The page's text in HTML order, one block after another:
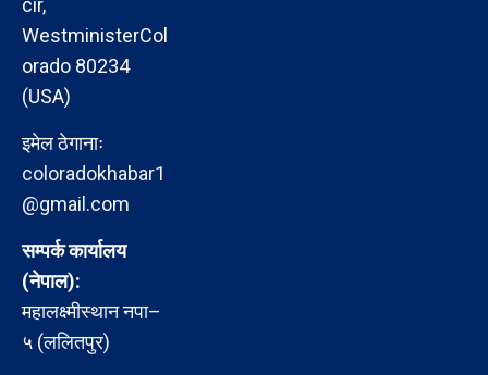
cir,
WestministerCol
orado 80234
(USA)
इमेल ठेगानाः
coloradokhabar1
@gmail.com
सम्पर्क कार्यालय
(नेपाल):
महालक्ष्मीस्थान नपा–
५ (ललितपुर)